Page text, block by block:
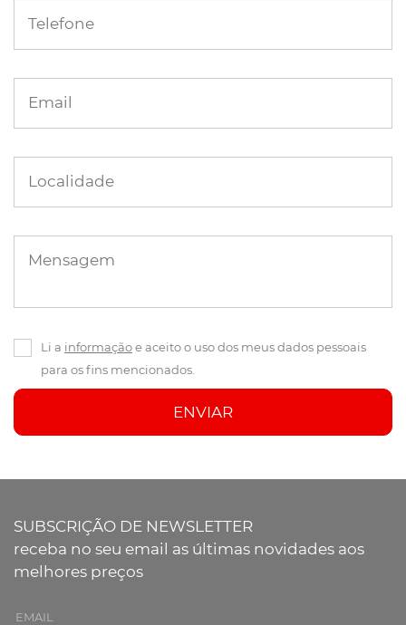
Telefone
Email
Localidade
Mensagem
Li a informaçãoe aceito o uso dos meus dados pessoais
para os fins mencionados.
ENVIAR
SUBSCRIÇÃO DE NEWSLETTER
receba no seu email as últimas novidades aos
melhores preços